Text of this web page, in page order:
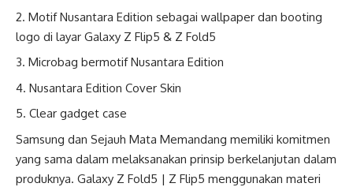
Motif Nusantara Edition sebagai wallpaper dan booting
logo di layar Galaxy Z Flip5 & Z Fold5
Microbag bermotif Nusantara Edition
Nusantara Edition Cover Skin
Clear gadget case
Samsung dan Sejauh Mata Memandang memiliki komitmen
yang sama dalam melaksanakan prinsip berkelanjutan dalam
produknya. Galaxy Z Fold5 | Z Flip5 menggunakan materi